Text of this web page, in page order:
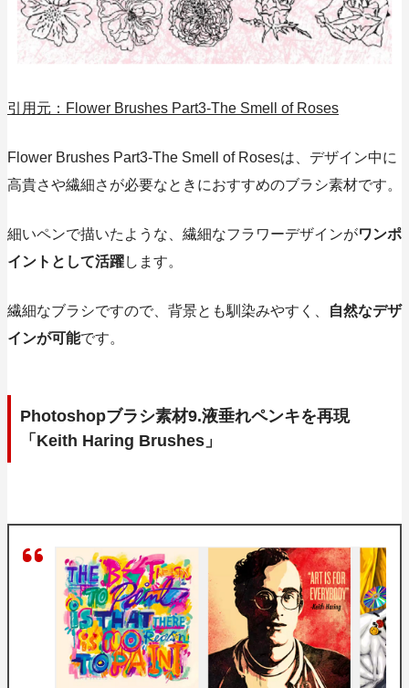
引用元：Flower Brushes Part3-The Smell of Roses
Flower Brushes Part3-The Smell of Rosesは、デザイン中に
高貴さや繊細さが必要なとき におすすめのブラシ素材です。
細いペンで描いたような、繊細なフラワーデザインがワンポ
イントとして活躍します。
繊細なブラシですので、背景とも馴染みやすく、
自然なデザ
インが可能です。
Photoshopブラシ素材9.液垂れペンキを再現
「Keith Haring Brushes」